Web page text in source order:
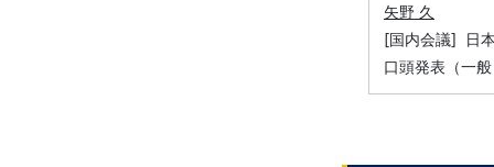
矢野 久
[国内会議] 日
口頭発表（一